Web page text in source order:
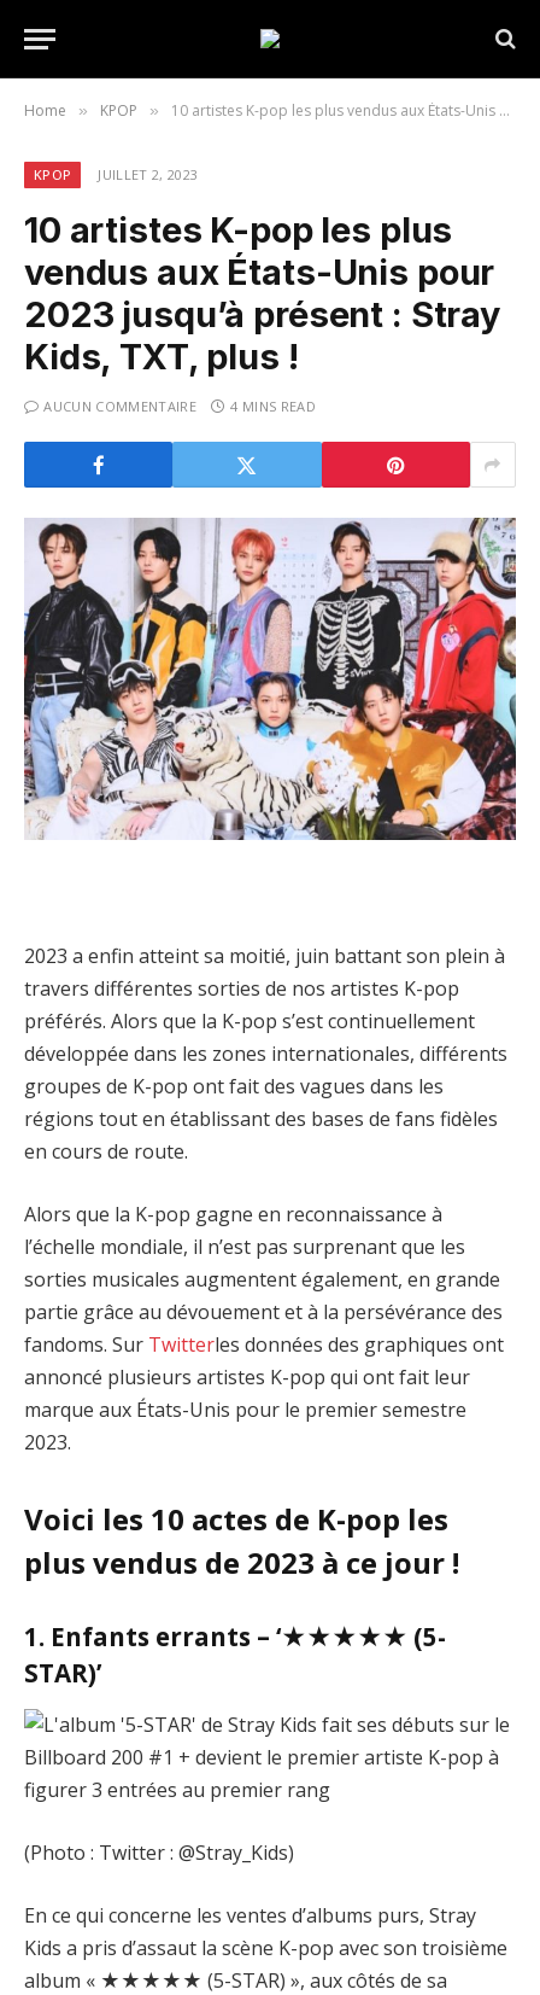
Home » KPOP » 10 artistes K-pop les plus vendus aux États-Unis pour 2023 jusqu’à présent : Stray Kids, TXT, plus !
KPOP JUILLET 2, 2023
10 artistes K-pop les plus
vendus aux États-Unis pour
2023 jusqu’à présent : Stray
Kids, TXT, plus !
AUCUN COMMENTAIRE 4 MINS READ
2023 a enfin atteint sa moitié, juin battant son plein à
travers différentes sorties de nos artistes K-pop
préférés. Alors que la K-pop s’est continuellement
développée dans les zones internationales, différents
groupes de K-pop ont fait des vagues dans les
régions tout en établissant des bases de fans fidèles
en cours de route.
Alors que la K-pop gagne en reconnaissance à
l’échelle mondiale, il n’est pas surprenant que les
sorties musicales augmentent également, en grande
partie grâce au dévouement et à la persévérance des
fandoms. Sur Twitterles données des graphiques ont
annoncé plusieurs artistes K-pop qui ont fait leur
marque aux États-Unis pour le premier semestre
2023.
Voici les 10 actes de K-pop les
plus vendus de 2023 à ce jour !
1. Enfants errants – ‘★★★★★ (5-
STAR)’
(Photo : Twitter : @Stray_Kids)
En ce qui concerne les ventes d’albums purs, Stray
Kids a pris d’assaut la scène K-pop avec son troisième
album « ★★★★★ (5-STAR) », aux côtés de sa